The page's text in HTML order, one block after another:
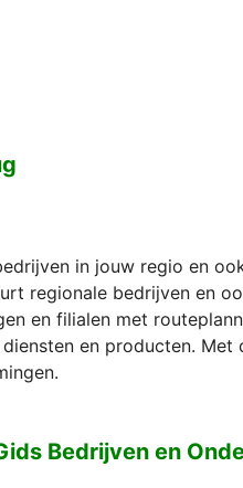
in jouw regio en
regionale bedrijven en
en filialen met
en producten.
Bedrijven en